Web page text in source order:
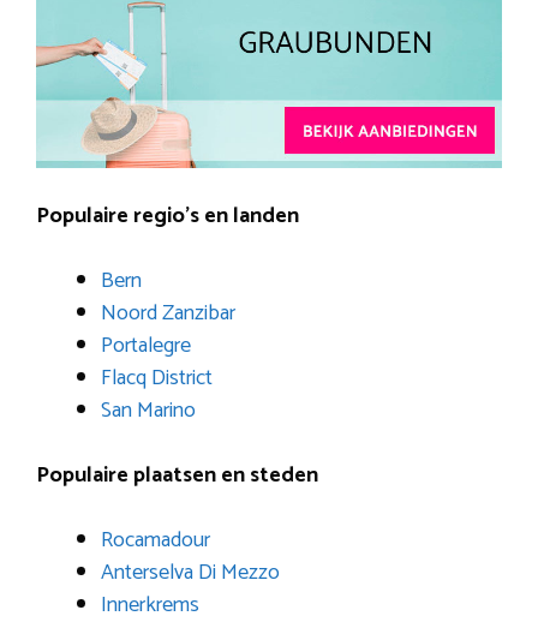
Populaire regio’s en landen
Bern
Noord Zanzibar
Portalegre
Flacq District
San Marino
Populaire plaatsen en steden
Rocamadour
Anterselva Di Mezzo
Innerkrems